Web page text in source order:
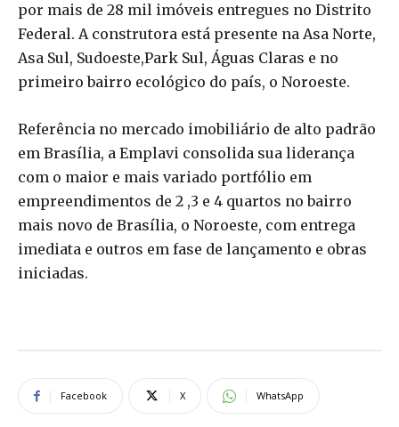
por mais de 28 mil imóveis entregues no Distrito
Federal. A construtora está presente na Asa Norte,
Asa Sul, Sudoeste,Park Sul, Águas Claras e no
primeiro bairro ecológico do país, o Noroeste.
Referência no mercado imobiliário de alto padrão
em Brasília, a Emplavi consolida sua liderança
com o maior e mais variado portfólio em
empreendimentos de 2 ,3 e 4 quartos no bairro
mais novo de Brasília, o Noroeste, com entrega
imediata e outros em fase de lançamento e obras
iniciadas.
Facebook X WhatsApp